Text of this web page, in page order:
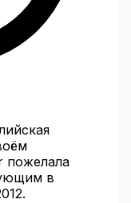
пожелала
в